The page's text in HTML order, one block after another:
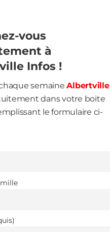
vous
à
Infos !
semaineAlbertville
dans votre boite
le formulaire ci-